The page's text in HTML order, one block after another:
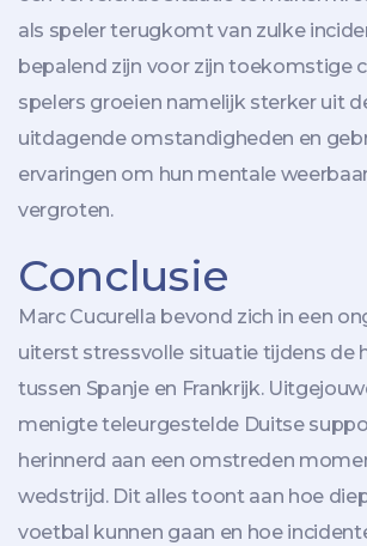
als speler terugkomt van zulke
bepalend zijn voor zijn toekomstige
spelers groeien namelijk sterker uit
uitdagende omstandigheden en
ervaringen om hun mentale
vergroten.
Conclusie
Marc Cucurella bevond zich in een
uiterst stressvolle situatie tijdens de
tussen Spanje en Frankrijk.
menigte teleurgestelde Duitse
herinnerd aan een omstreden
wedstrijd. Dit alles toont aan hoe
voetbal kunnen gaan en hoe